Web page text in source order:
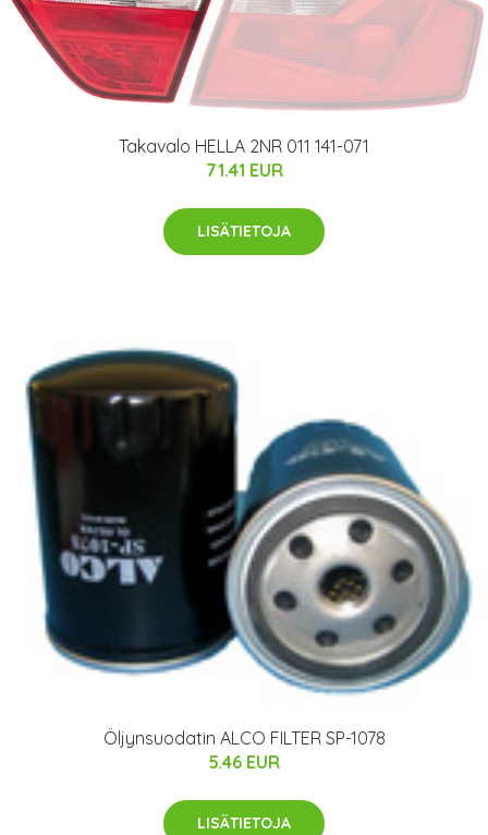
Takavalo HELLA 2NR 011 141-071
71.41 EUR
LISÄTIETOJA
Öljynsuodatin ALCO FILTER SP-1078
5.46 EUR
LISÄTIETOJA